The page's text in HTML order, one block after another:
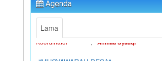
Agenda
Lama
Lokasi
Koordinator
"MUSYAWARAH DESA"